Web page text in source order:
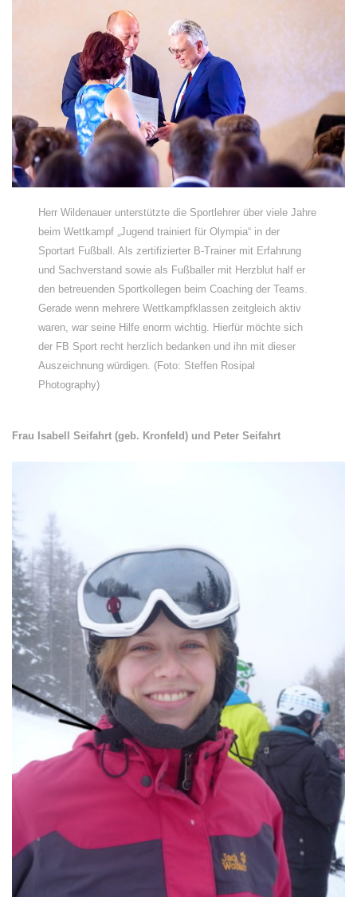
Herr Wildenauer unterstützte die Sportlehrer über viele Jahre
beim Wettkampf „Jugend trainiert für Olympia“ in der
Sportart Fußball. Als zertifizierter B-Trainer mit Erfahrung
und Sachverstand sowie als Fußballer mit Herzblut half er
den betreuenden Sportkollegen beim Coaching der Teams.
Gerade wenn mehrere Wettkampfklassen zeitgleich aktiv
waren, war seine Hilfe enorm wichtig. Hierfür möchte sich
der FB Sport recht herzlich bedanken und ihn mit dieser
Auszeichnung würdigen. (Foto: Steffen Rosipal
Photography)
Frau Isabell Seifahrt (geb. Kronfeld) und Peter Seifahrt